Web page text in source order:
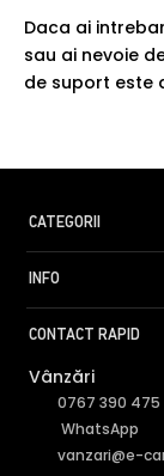
Daca ai
sau ai nevoie
de suport este
CATEGORII
INFO
CONTACT RAPID
Vânzări
0767 390 475
WhatsApp
vanzari@e-